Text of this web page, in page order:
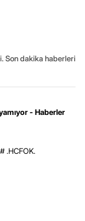
Son dakika haberleri
- Haberler
.HCFOK.